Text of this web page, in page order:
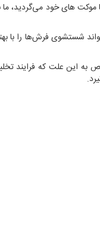
موکت های خود می‌گردید،
شستشوی فرش‌ها را با
به این علت که فرایند